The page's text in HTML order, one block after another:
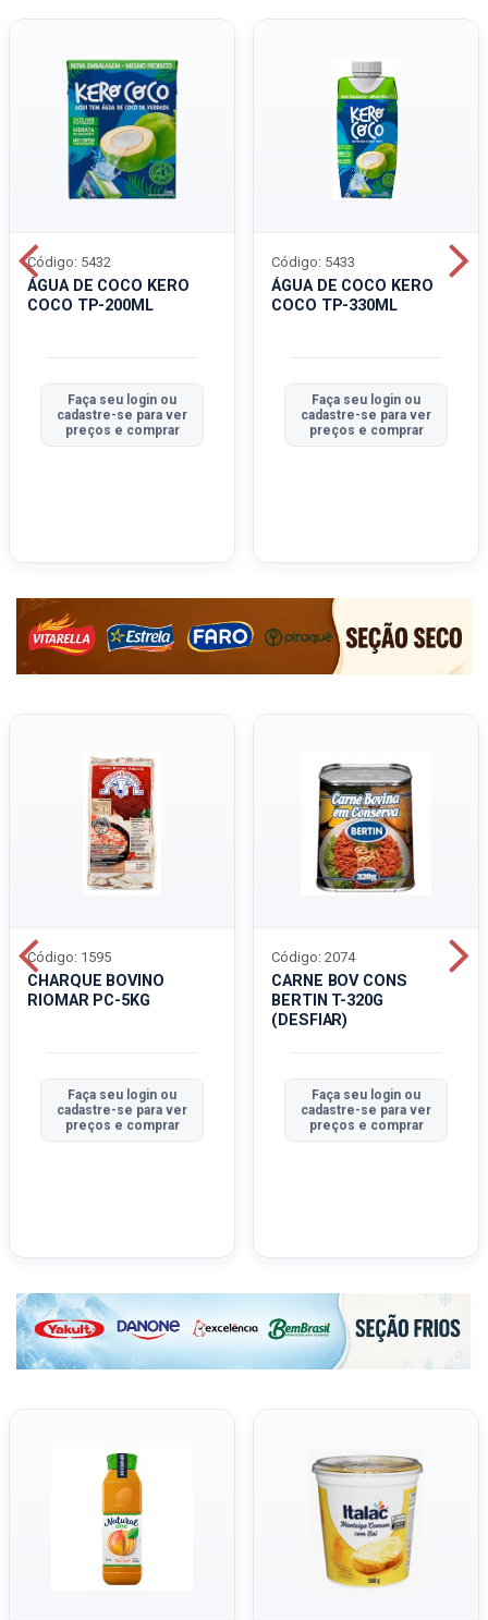
ÁGUA DE COCO KERO
COCO TP-200ML
Código: 5432
Faça seu login ou
cadastre-se para ver
preços e comprar
ÁGUA DE COCO KERO
COCO TP-330ML
Código: 5433
Faça seu login ou
cadastre-se para ver
preços e comprar
CHARQUE BOVINO
RIOMAR PC-5KG
Código: 1595
Faça seu login ou
cadastre-se para ver
preços e comprar
CARNE BOV CONS
BERTIN T-320G
(DESFIAR)
Código: 2074
Faça seu login ou
cadastre-se para ver
preços e comprar